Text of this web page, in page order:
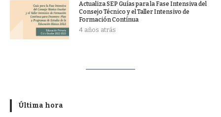
Actualiza SEP Guías para la Fase Intensiva del
Consejo Técnico y el Taller Intensivo de
Formación Contínua
4 años atrás
Última hora